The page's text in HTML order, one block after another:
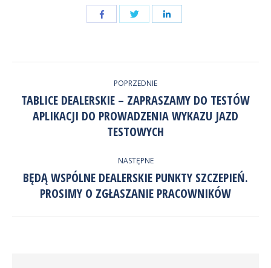
Udostępnij
przez
Twitter
Udostępnij
WPISÓW
POPRZEDNIE
Poprzedni
wpis:
TABLICE DEALERSKIE – ZAPRASZAMY DO TESTÓW
APLIKACJI DO PROWADZENIA WYKAZU JAZD
TESTOWYCH
NASTĘPNE
Następny
wpis:
BĘDĄ WSPÓLNE DEALERSKIE PUNKTY SZCZEPIEŃ.
PROSIMY O ZGŁASZANIE PRACOWNIKÓW